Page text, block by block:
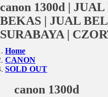
canon 1300d |
BEKAS | JUAL
SURABAYA |
Home
CANON
SOLD OUT
canon 1300d